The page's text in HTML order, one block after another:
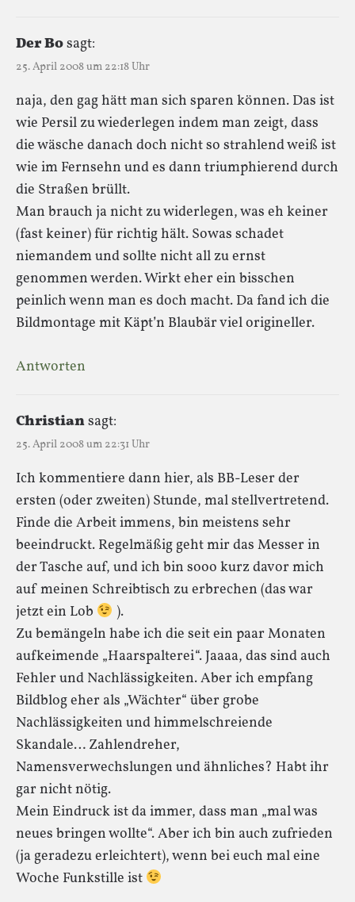
Der Bosagt:
25. April 2008 um 22:18 Uhr
naja, den gag hätt man sich sparen können. Das ist
wie Persil zu wiederlegen indem man zeigt, dass
die wäsche danach doch nicht so strahlend weiß ist
wie im Fernsehn und es dann triumphierend durch
die Straßen brüllt.
Man brauch ja nicht zu widerlegen, was eh keiner
(fast keiner) für richtig hält. Sowas schadet
niemandem und sollte nicht all zu ernst
genommen werden. Wirkt eher ein bisschen
peinlich wenn man es doch macht. Da fand ich die
Bildmontage mit Käpt’n Blaubär viel origineller.
Antworten
Christiansagt:
25. April 2008 um 22:31 Uhr
Ich kommentiere dann hier, als BB-Leser der
ersten (oder zweiten) Stunde, mal stellvertretend.
Finde die Arbeit immens, bin meistens sehr
beeindruckt. Regelmäßig geht mir das Messer in
der Tasche auf, und ich bin sooo kurz davor mich
auf meinen Schreibtisch zu erbrechen (das war
jetzt ein Lob
).
Zu bemängeln habe ich die seit ein paar Monaten
aufkeimende „Haarspalterei“. Jaaaa, das sind auch
Fehler und Nachlässigkeiten. Aber ich empfang
Bildblog eher als „Wächter“ über grobe
Nachlässigkeiten und himmelschreiende
Skandale… Zahlendreher,
Namensverwechslungen und ähnliches? Habt ihr
gar nicht nötig.
Mein Eindruck ist da immer, dass man „mal was
neues bringen wollte“. Aber ich bin auch zufrieden
(ja geradezu erleichtert), wenn bei euch mal eine
Woche Funkstille ist